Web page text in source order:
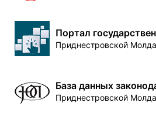
Портал
Приднестровской
База данных
Приднестровской